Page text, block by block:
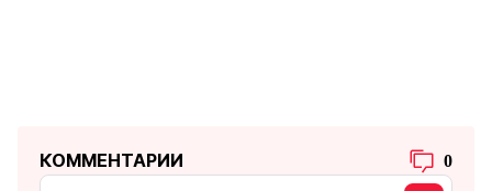
КОММЕНТАРИИ 0